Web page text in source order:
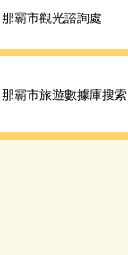
那霸市觀光諮詢處
那霸市旅遊數據庫搜索